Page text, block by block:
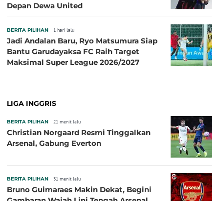
Depan Dewa United
BERITA PILIHAN 1 hari lalu
Jadi Andalan Baru, Ryo Matsumura Siap
Bantu Garudayaksa FC Raih Target
Maksimal Super League 2026/2027
LIGA INGGRIS
BERITA PILIHAN 21 menit lalu
Christian Norgaard Resmi Tinggalkan
Arsenal, Gabung Everton
BERITA PILIHAN 31 menit lalu
Bruno Guimaraes Makin Dekat, Begini